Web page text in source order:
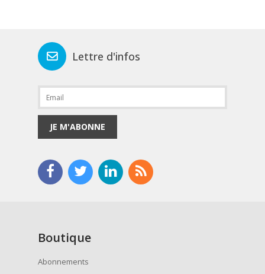
Lettre d'infos
JE M'ABONNE
Boutique
Abonnements